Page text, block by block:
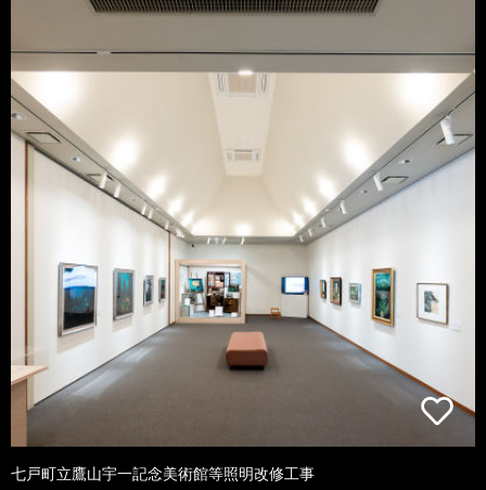
七戸町立鷹山宇一記念美術館等照明改修工事